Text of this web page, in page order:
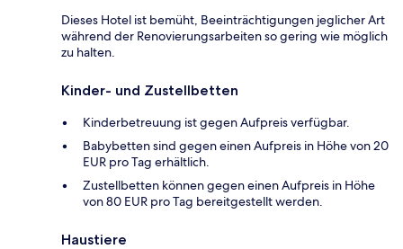
Dieses Hotel ist bemüht, Beeinträchtigungen jeglicher Art
während der Renovierungsarbeiten so gering wie möglich
zu halten.
Kinder- und Zustellbetten
Kinderbetreuung ist gegen Aufpreis verfügbar.
Babybetten sind gegen einen Aufpreis in Höhe von 20
EUR pro Tag erhältlich.
Zustellbetten können gegen einen Aufpreis in Höhe
von 80 EUR pro Tag bereitgestellt werden.
Haustiere